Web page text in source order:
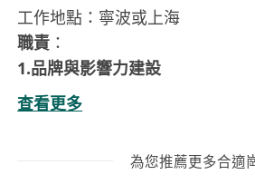
工作地點：寧波或上海
職責 ：
1.品牌與影響力建設
擔任公司數位安全創新技術發言
Hat、RSA Conference等國際頂
輸出權威行業報告，塑造公司技
查看更多
為您推薦更多合適